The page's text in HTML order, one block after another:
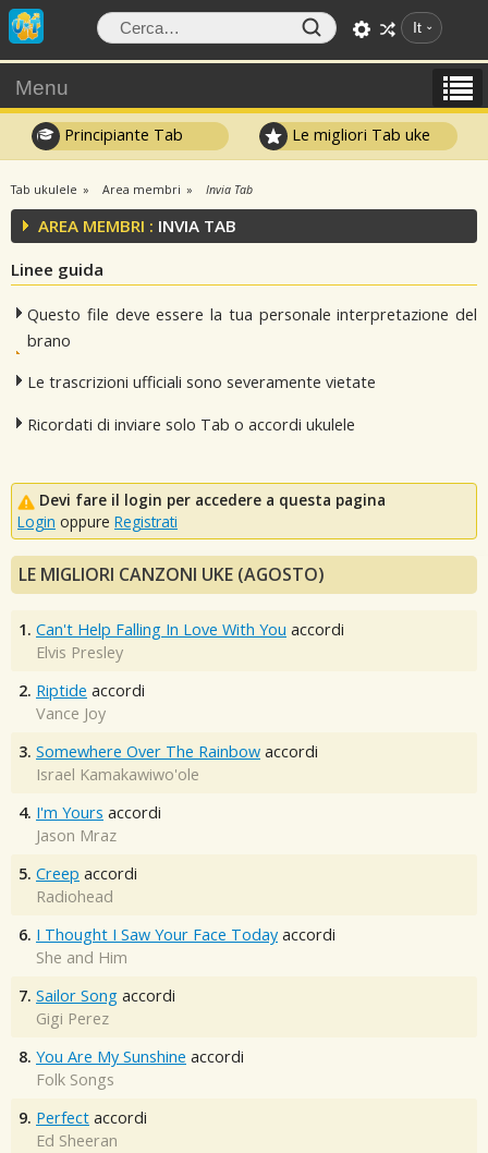
It
Menu
Principiante Tab Le migliori Tab uke
Tab ukulele Area membri Invia Tab
AREA MEMBRI : INVIA TAB
Linee guida
Questo file deve essere la tua personale interpretazione del
brano
Le trascrizioni ufficiali sono severamente vietate
Ricordati di inviare solo Tab o accordi ukulele
Devi fare il login per accedere a questa pagina
Login oppure Registrati
LE MIGLIORI CANZONI UKE (AGOSTO)
1. Can't Help Falling In Love With You accordi
Elvis Presley
2. Riptide accordi
Vance Joy
3. Somewhere Over The Rainbow accordi
Israel Kamakawiwo'ole
4. I'm Yours accordi
Jason Mraz
5. Creep accordi
Radiohead
6. I Thought I Saw Your Face Today accordi
She and Him
7. Sailor Song accordi
Gigi Perez
8. You Are My Sunshine accordi
Folk Songs
9. Perfect accordi
Ed Sheeran